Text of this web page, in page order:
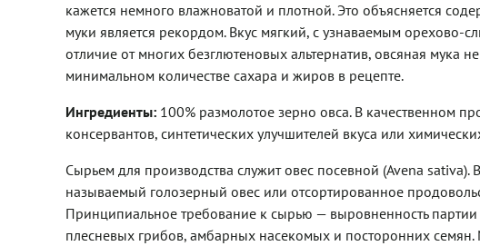
кажется немного влажноватой и плотной. Это объясняется
муки является рекордом. Вкус мягкий, с узнаваемым орехово-
отличие от многих безглютеновых альтернатив, овсяная мука
минимальном количестве сахара и жиров в рецепте.
Ингредиенты: 100% размолотое зерно овса. В качественном
консервантов, синтетических улучшителей вкуса или
Сырьем для производства служит овес посевной (Avena
называемый голозерный овес или отсортированное
Принципиальное требование к сырью — выровненность
плесневых грибов, амбарных насекомых и посторонних